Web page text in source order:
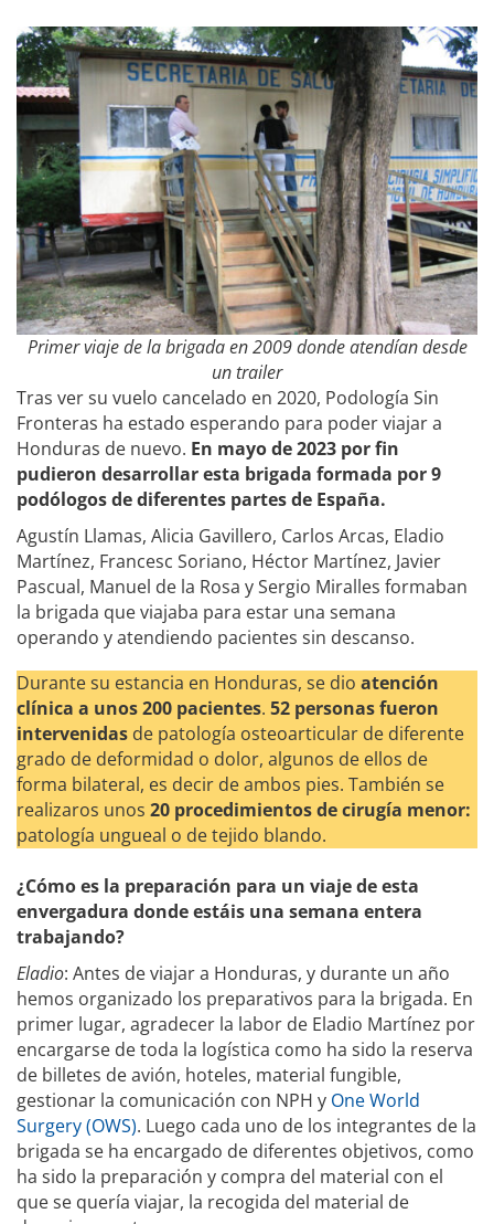
Primer viaje de la brigada en 2009 donde atendían desde
un trailer
Tras ver su vuelo cancelado en 2020, Podología Sin
Fronteras ha estado esperando para poder viajar a
Honduras de nuevo. En mayo de 2023 por fin
pudieron desarrollar esta brigada formada por 9
podólogos de diferentes partes de España.
Agustín Llamas, Alicia Gavillero, Carlos Arcas, Eladio
Martínez, Francesc Soriano, Héctor Martínez, Javier
Pascual, Manuel de la Rosa y Sergio Miralles formaban
la brigada que viajaba para estar una semana
operando y atendiendo pacientes sin descanso.
Durante su estancia en Honduras, se dio atención
clínica a unos 200 pacientes. 52 personas fueron
intervenidas de patología osteoarticular de diferente
grado de deformidad o dolor, algunos de ellos de
forma bilateral, es decir de ambos pies. También se
realizaros unos 20 procedimientos de cirugía menor:
patología ungueal o de tejido blando.
¿Cómo es la preparación para un viaje de esta
envergadura donde estáis una semana entera
trabajando?
Eladio: Antes de viajar a Honduras, y durante un año
hemos organizado los preparativos para la brigada. En
primer lugar, agradecer la labor de Eladio Martínez por
encargarse de toda la logística como ha sido la reserva
de billetes de avión, hoteles, material fungible,
gestionar la comunicación con NPH y One World
Surgery (OWS). Luego cada uno de los integrantes de la
brigada se ha encargado de diferentes objetivos, como
ha sido la preparación y compra del material con el
que se quería viajar, la recogida del material de